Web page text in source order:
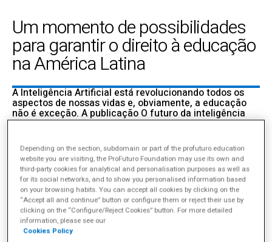
Um momento de possibilidades
para garantir o direito à educação
na América Latina
A Inteligência Artificial está revolucionando todos os
aspectos de nossas vidas e, obviamente, a educação
não é exceção. A publicação O futuro da inteligência
artificial na educação na América Latina foi criada com
a região a planejar ações e políticas educacionais no
atual cenário de ruptura tecnológica. Neste vídeo, o
especialista Axel Rivas, coordenador da pesquisa,
explica suas principais conclusões.
3 May 2023
Depending on the section, subdomain or part of the profuturo.education
website you are visiting, the ProFuturo Foundation may use its own and
third-party cookies for analytical and personalisation purposes as well as
for its social networks, and to show you personalised information based
on your browsing habits. You can accept all cookies by clicking on the
“Accept all and continue” button or configure them or reject their use by
clicking on the “Configure/Reject Cookies” button. For more detailed
information, please see our
Cookies Policy